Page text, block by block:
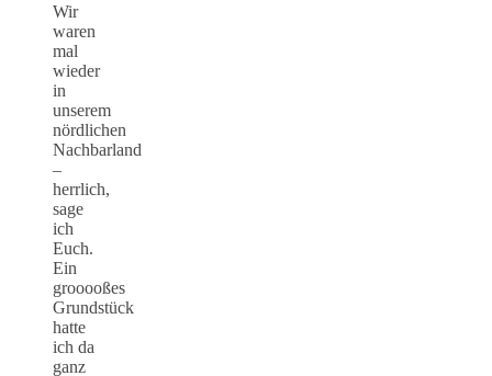
Wir
waren
mal
wieder
in
unserem
nördlichen
Nachbarland
–
herrlich,
sage
ich
Euch.
Ein
grooooßes
Grundstück
hatte
ich da
ganz